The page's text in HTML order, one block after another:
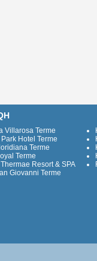
Villarosa Terme
Hotel Terme
Terme
Terme
Resort & SPA
Giovanni Terme